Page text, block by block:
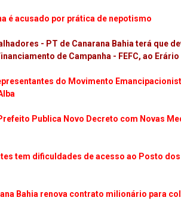
é acusado por prática de nepotismo
- PT de Canarana Bahia terá que
de Campanha - FEFC, ao Erário
do Movimento
Prefeito Publica Novo Decreto com Novas
tem dificuldades de acesso ao Posto
Bahia renova contrato milionário para